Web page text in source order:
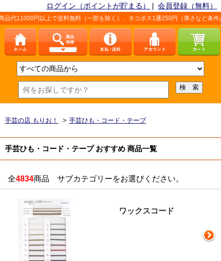
ログイン（ポイントが貯まる） | 会員登録（無料）
で送料無料（一部を除く）、ネコポス1通250円（厚さなど条件あり）。詳し
手芸の店 もりお！ > 手芸ひも・コード・テープ
手芸ひも・コード・テープ おすすめ 商品一覧
全4834商品 サブカテゴリーをお選びください。
ワックスコード